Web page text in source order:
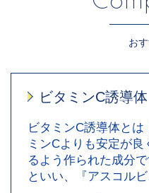
お
ビタミンC誘導体
ビタミンC誘導体と
ミンCよりも安定が
るよう作られた成分
といい、『アスコル